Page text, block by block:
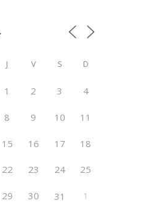
J V S D
1 2 3 4
8 9 10 11
15 16 17 18
22 23 24 25
29 30 31 1